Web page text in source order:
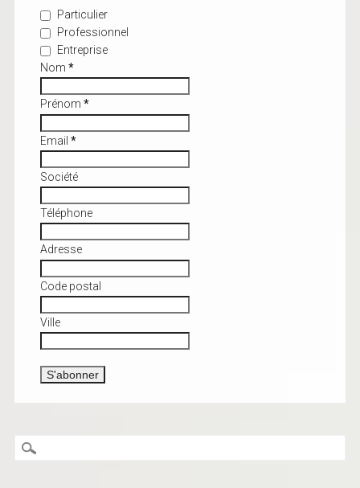
Particulier
Professionnel
Entreprise
Nom *
Prénom *
Email *
Société
Téléphone
Adresse
Code postal
Ville